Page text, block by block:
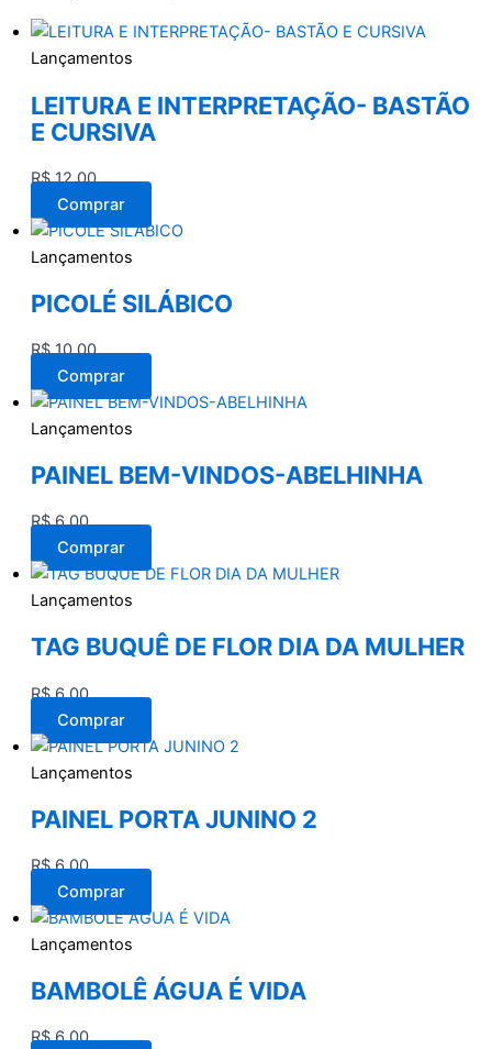
Lançamentos
LEITURA E INTERPRETAÇÃO- BASTÃO
E CURSIVA
R$12,00
Comprar
Lançamentos
PICOLÉ SILÁBICO
R$10,00
Comprar
Lançamentos
PAINEL BEM-VINDOS-ABELHINHA
R$6,00
Comprar
Lançamentos
TAG BUQUÊ DE FLOR DIA DA MULHER
R$6,00
Comprar
Lançamentos
PAINEL PORTA JUNINO 2
R$6,00
Comprar
Lançamentos
BAMBOLÊ ÁGUA É VIDA
R$6,00